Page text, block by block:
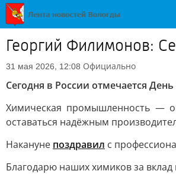
Георгий Филимонов:
31 мая 2026, 12:08 Официально
Сегодня в России отмечается
Химическая промышленность —
оставаться надёжным
Накануне поздравил с
Благодарю наших химиков за